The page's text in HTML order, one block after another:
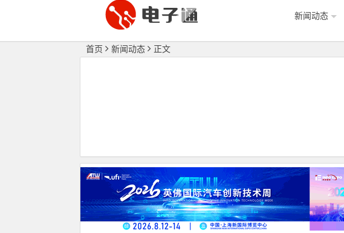
新闻动态
首页 新闻动态 正文